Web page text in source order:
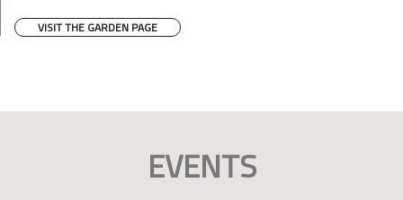
VISIT THE GARDEN PAGE
EVENTS